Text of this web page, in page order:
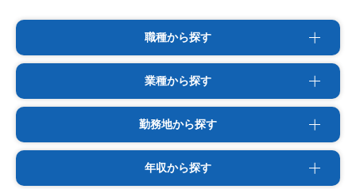
職種から探す
業種から探す
勤務地から探す
年収から探す